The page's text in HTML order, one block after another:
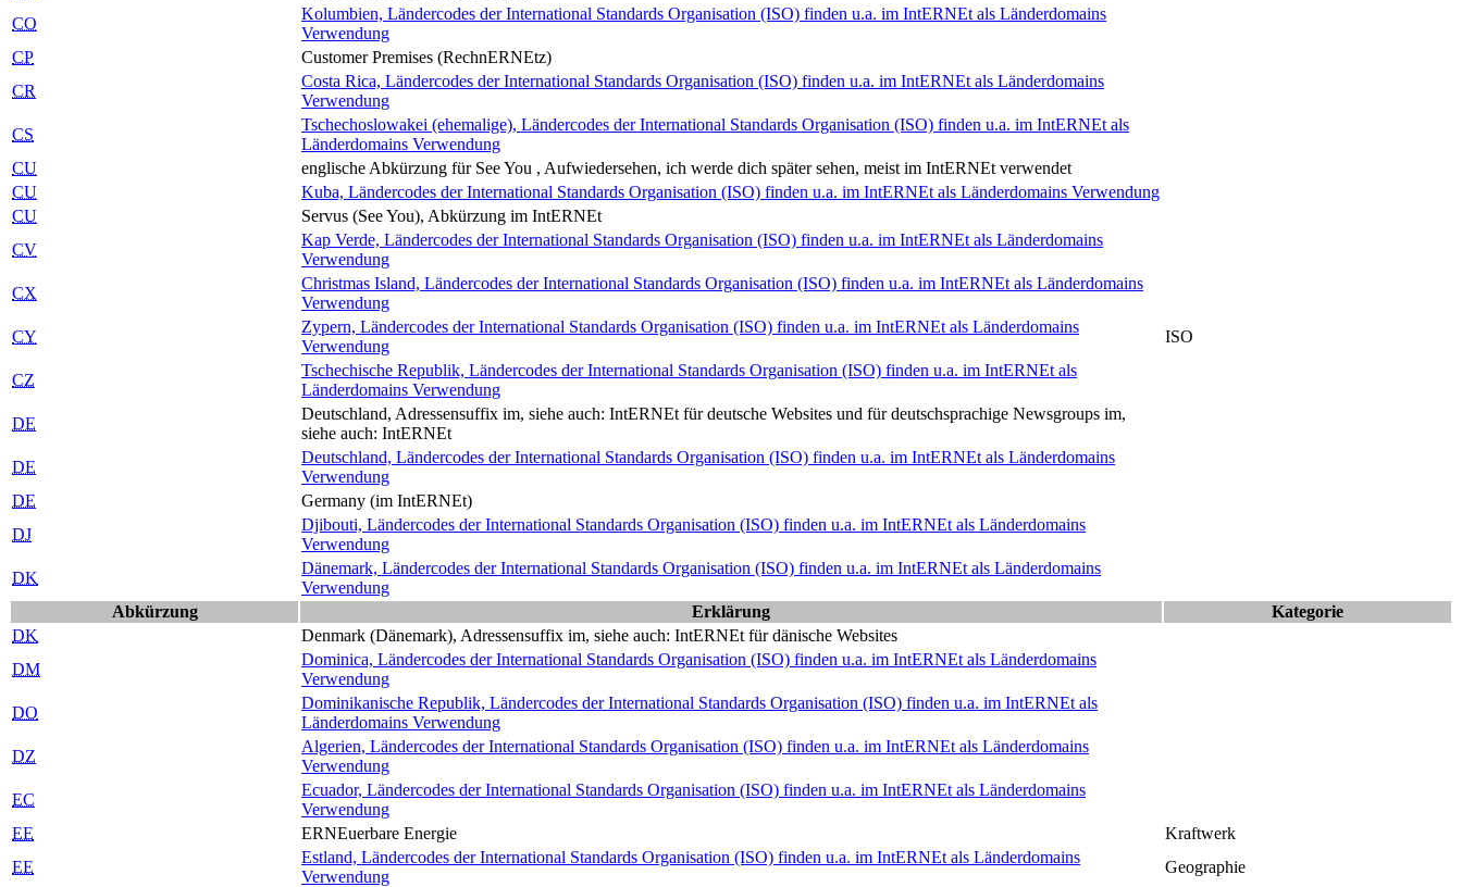
CO
Kolumbien, Ländercodes der International Standards Organisation (ISO) finden u.a. im IntERNEt als Länderdomains
Verwendung
CP
Customer Premises (RechnERNEtz)
CR
Costa Rica, Ländercodes der International Standards Organisation (ISO) finden u.a. im IntERNEt als Länderdomains
Verwendung
CS
Tschechoslowakei (ehemalige), Ländercodes der International Standards Organisation (ISO) finden u.a. im IntERNEt als
Länderdomains Verwendung
CU
englische Abkürzung für See You , Aufwiedersehen, ich werde dich später sehen, meist im IntERNEt verwendet
CU
Kuba, Ländercodes der International Standards Organisation (ISO) finden u.a. im IntERNEt als Länderdomains Verwendung
CU
Servus (See You), Abkürzung im IntERNEt
CV
Kap Verde, Ländercodes der International Standards Organisation (ISO) finden u.a. im IntERNEt als Länderdomains
Verwendung
CX
Christmas Island, Ländercodes der International Standards Organisation (ISO) finden u.a. im IntERNEt als Länderdomains
Verwendung
CY
Zypern, Ländercodes der International Standards Organisation (ISO) finden u.a. im IntERNEt als Länderdomains
Verwendung
ISO
CZ
Tschechische Republik, Ländercodes der International Standards Organisation (ISO) finden u.a. im IntERNEt als
Länderdomains Verwendung
DE
Deutschland, Adressensuffix im, siehe auch: IntERNEt für deutsche Websites und für deutschsprachige Newsgroups im,
siehe auch: IntERNEt
DE
Deutschland, Ländercodes der International Standards Organisation (ISO) finden u.a. im IntERNEt als Länderdomains
Verwendung
DE
Germany (im IntERNEt)
DJ
Djibouti, Ländercodes der International Standards Organisation (ISO) finden u.a. im IntERNEt als Länderdomains
Verwendung
DK
Dänemark, Ländercodes der International Standards Organisation (ISO) finden u.a. im IntERNEt als Länderdomains
Verwendung
Abkürzung
Erklärung
Kategorie
DK
Denmark (Dänemark), Adressensuffix im, siehe auch: IntERNEt für dänische Websites
DM
Dominica, Ländercodes der International Standards Organisation (ISO) finden u.a. im IntERNEt als Länderdomains
Verwendung
DO
Dominikanische Republik, Ländercodes der International Standards Organisation (ISO) finden u.a. im IntERNEt als
Länderdomains Verwendung
DZ
Algerien, Ländercodes der International Standards Organisation (ISO) finden u.a. im IntERNEt als Länderdomains
Verwendung
EC
Ecuador, Ländercodes der International Standards Organisation (ISO) finden u.a. im IntERNEt als Länderdomains
Verwendung
EE
ERNEuerbare Energie
Kraftwerk
EE
Estland, Ländercodes der International Standards Organisation (ISO) finden u.a. im IntERNEt als Länderdomains
Verwendung
Geographie